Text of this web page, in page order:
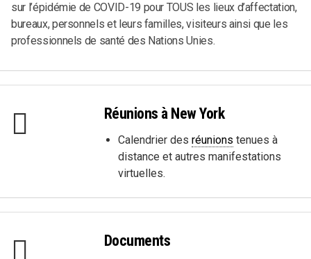
sur l’épidémie de COVID-19 pour TOUS les lieux d’affectation,
bureaux, personnels et leurs familles, visiteurs ainsi que les
professionnels de santé des Nations Unies.
Réunions à New York
Calendrier des réunions tenues à
distance et autres manifestations
virtuelles.
Documents